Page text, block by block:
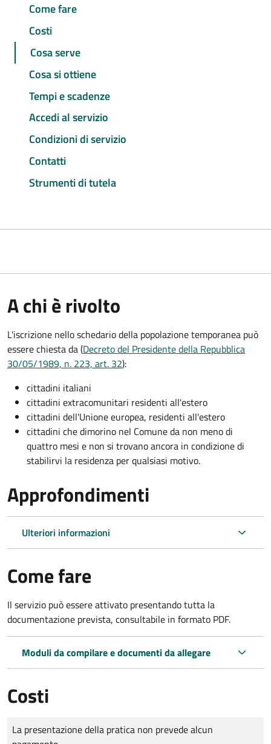
Come fare
Costi
Cosa serve
Cosa si ottiene
Tempi e scadenze
Accedi al servizio
Condizioni di servizio
Contatti
Strumenti di tutela
A chi è rivolto
L'iscrizione nello schedario della popolazione temporanea può
essere chiesta da (Decreto del Presidente della Repubblica
30/05/1989, n. 223, art. 32):
cittadini italiani
cittadini extracomunitari residenti all'estero
cittadini dell'Unione europea, residenti all'estero
cittadini che dimorino nel Comune da non meno di
quattro mesi e non si trovano ancora in condizione di
stabilirvi la residenza per qualsiasi motivo.
Approfondimenti
Ulteriori informazioni
Come fare
Il servizio può essere attivato presentando tutta la
documentazione prevista, consultabile in formato PDF.
Moduli da compilare e documenti da allegare
Costi
Tipo di pagamento
Importo
La presentazione della pratica non prevede alcun